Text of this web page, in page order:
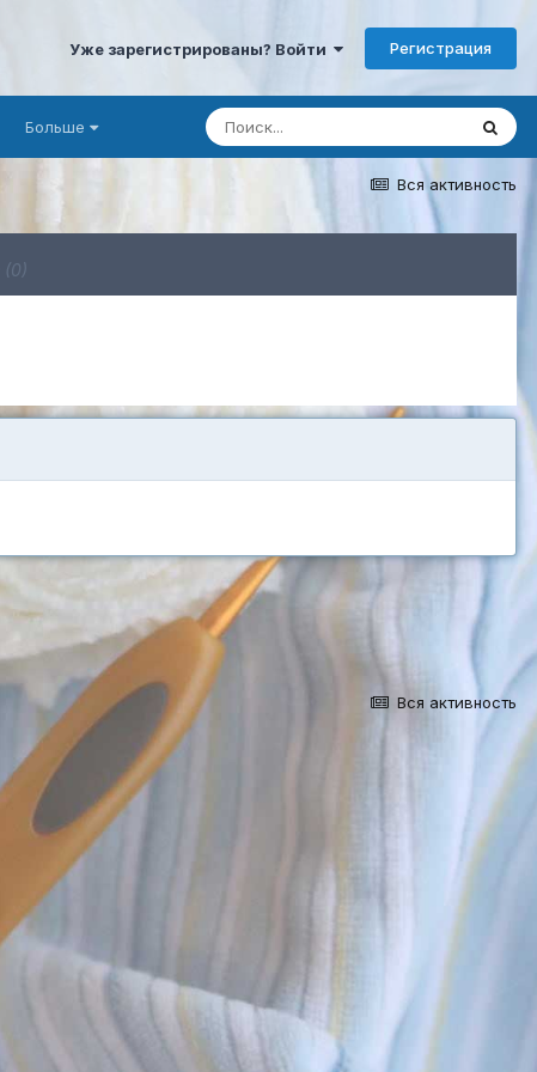
Уже зарегистрированы? Войти Регистрация
Больше
Вся активность
(0)
Вся активность